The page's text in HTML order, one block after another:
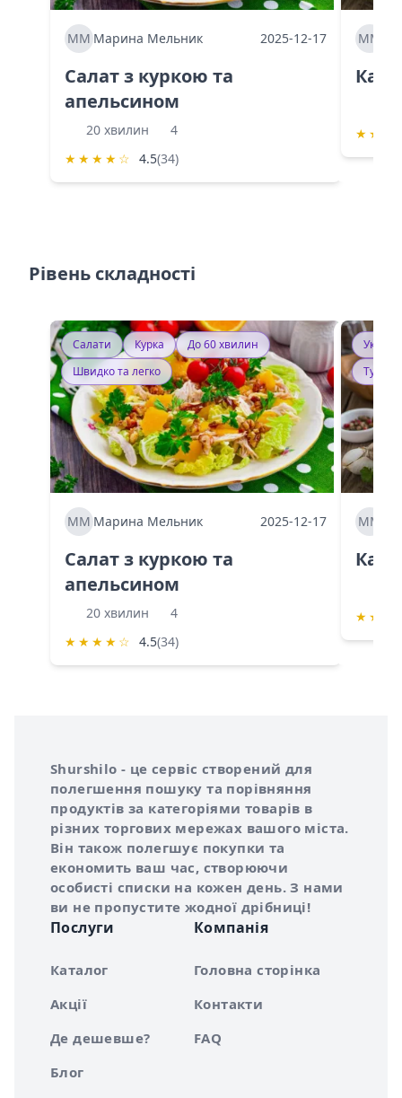
ММ Марина Мельник 2025-12-17
Салат з куркою та
апельсином
20 хвилин
4
★ ★ ★ ★ ☆ 4.5(34)
ММ
★ ★
Рівень складності
Салати Курка
До 60 хвилин
Швидко та легко
ММ Марина Мельник 2025-12-17
Салат з куркою та
апельсином
20 хвилин
4
★ ★ ★ ★ ☆ 4.5(34)
ММ
★ ★
Про сервіс Shurshilo
Shurshilo - це сервіс створений для
полегшення пошуку та порівняння
продуктів за категоріями товарів в
різних торгових мережах вашого міста.
Він також полегшує покупки та
економить ваш час, створюючи
особисті списки на кожен день. З нами
ви не пропустите жодної дрібниці!
Послуги
Каталог
Акції
Де дешевше?
Блог
Компанія
Головна сторінка
Контакти
FAQ